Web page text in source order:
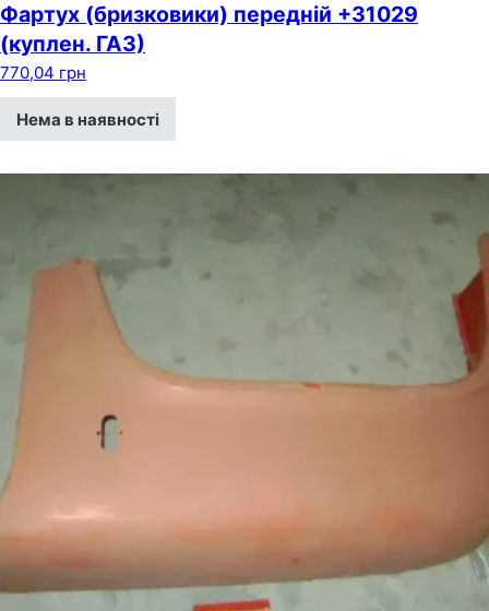
Фартух (бризковики) передній +31029
(куплен. ГАЗ)
770,04 грн
Нема в наявності